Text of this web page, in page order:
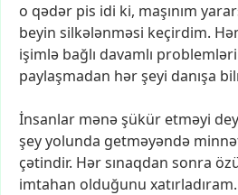
o qədər pis idi ki, maşınım
beyin silkələnməsi keçirdim.
işimlə bağlı davamlı
paylaşmadan hərşeyi danışa
İnsanlar mənəşükür etməyi
şeyyolunda getməyəndə
çətindir. Hərsınaqdan sonra
imtahan olduğunu xatırladıram.